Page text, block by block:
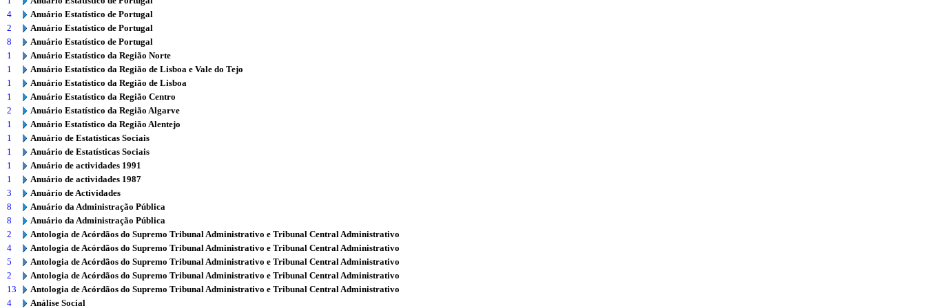
4
Anuário Estatístico de Portugal
2
Anuário Estatístico de Portugal
8
Anuário Estatístico de Portugal
1
Anuário Estatístico da Região Norte
1
Anuário Estatístico da Região de Lisboa e Vale do Tejo
1
Anuário Estatístico da Região de Lisboa
1
Anuário Estatístico da Região Centro
2
Anuário Estatístico da Região Algarve
1
Anuário Estatístico da Região Alentejo
1
Anuário de Estatísticas Sociais
1
Anuário de Estatísticas Sociais
1
Anuário de actividades 1991
1
Anuário de actividades 1987
3
Anuário de Actividades
8
Anuário da Administração Pública
8
Anuário da Administração Pública
2
Antologia de Acórdãos do Supremo Tribunal Administrativo e Tribunal Central Administrativo
4
Antologia de Acórdãos do Supremo Tribunal Administrativo e Tribunal Central Administrativo
5
Antologia de Acórdãos do Supremo Tribunal Administrativo e Tribunal Central Administrativo
2
Antologia de Acórdãos do Supremo Tribunal Administrativo e Tribunal Central Administrativo
13
Antologia de Acórdãos do Supremo Tribunal Administrativo e Tribunal Central Administrativo
4
Análise Social